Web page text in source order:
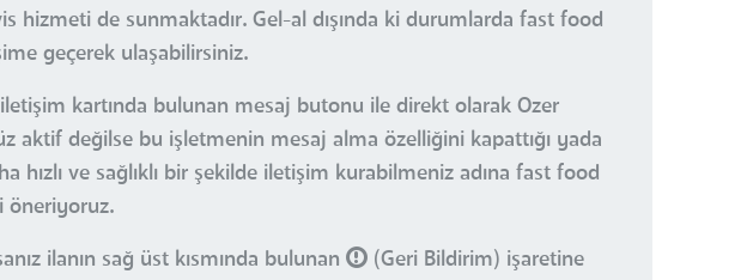
hizmeti de sunmaktadır. Gel-al dışında ki durumlarda fast food
geçerek ulaşabilirsiniz.
kartında bulunan mesaj butonu ile direkt olarak Ozer
aktif değilse bu işletmenin mesaj alma özelliğini kapattığı yada
ve sağlıklı bir şekilde iletişim kurabilmeniz adına fast food
öneriyoruz.
ilanın sağ üst kısmında bulunan
(Geri Bildirim) işaretine